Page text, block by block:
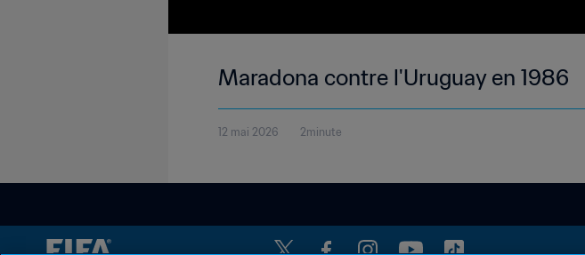
Maradona contre l'Uruguay en 1986
12 mai 2026 2minute